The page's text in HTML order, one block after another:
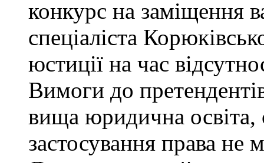
конкурс на заміщення
спеціаліста
юстиції на час
Вимоги до
вища юридична освіта,
застосування права не